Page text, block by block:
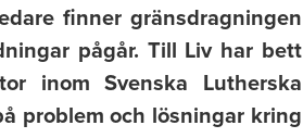
finner gränsdragningen
pågår. Till Liv har bett
inom Svenska Lutherska
problem och lösningar kring